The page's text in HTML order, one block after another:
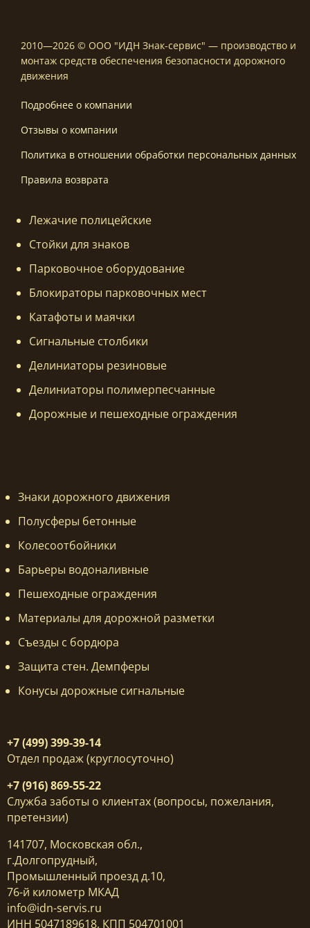
2010—2026 © ООО "ИДН Знак-сервис" — производство и
монтаж средств обеспечения безопасности дорожного
движения
Подробнее о компании
Отзывы о компании
Политика в отношении обработки персональных данных
Правила возврата
Лежачие полицейские
Стойки для знаков
Парковочное оборудование
Блокираторы парковочных мест
Катафоты и маячки
Сигнальные столбики
Делиниаторы резиновые
Делиниаторы полимерпесчанные
Дорожные и пешеходные ограждения
Знаки дорожного движения
Полусферы бетонные
Колесоотбойники
Барьеры водоналивные
Пешеходные ограждения
Материалы для дорожной разметки
Съезды с бордюра
Защита стен. Демпферы
Конусы дорожные сигнальные
+7 (499) 399-39-14
Отдел продаж (круглосуточно)
+7 (916) 869-55-22
Служба заботы о клиентах (вопросы, пожелания,
претензии)
141707, Московская обл.,
г.Долгопрудный,
Промышленный проезд д.10,
76-й километр МКАД
info@idn-servis.ru
ИНН 5047189618, КПП 504701001